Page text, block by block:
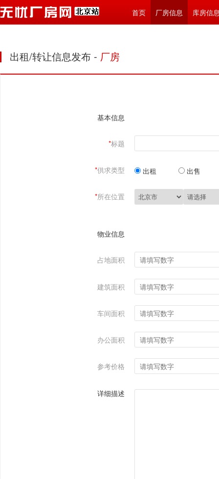
首页 厂房信息 库房信
出租/转让信息发布 - 厂房
基本信息
*标题
*供求类型 出租 出售
*所在位置
物业信息
占地面积
建筑面积
车间面积
办公面积
参考价格
详细描述